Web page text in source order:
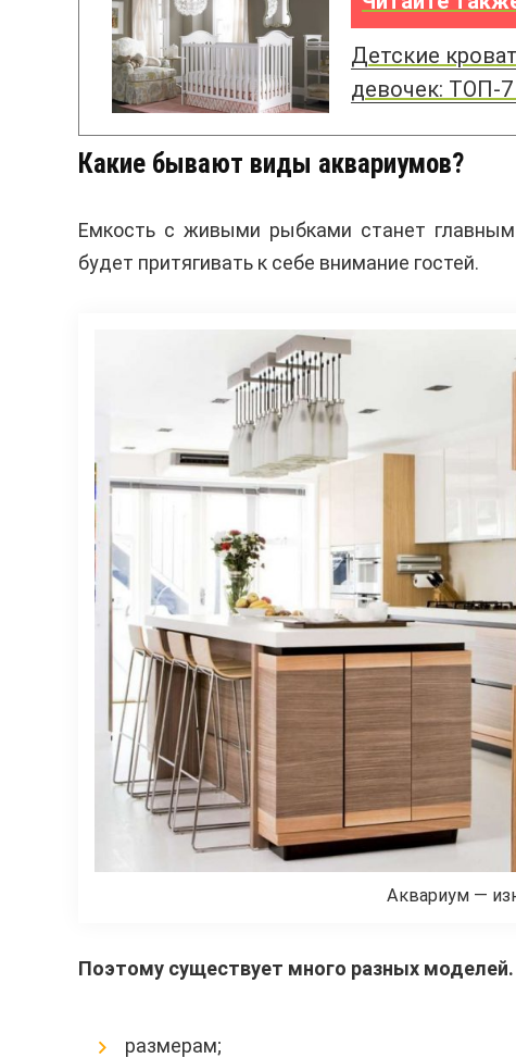
Детские
девочек: ТОП-
Какие бывают виды аквариумов?
Емкость с живыми рыбками станет
будет притягивать к себе внимание гостей.
Аквариум —
Поэтому существует много разных
размерам;